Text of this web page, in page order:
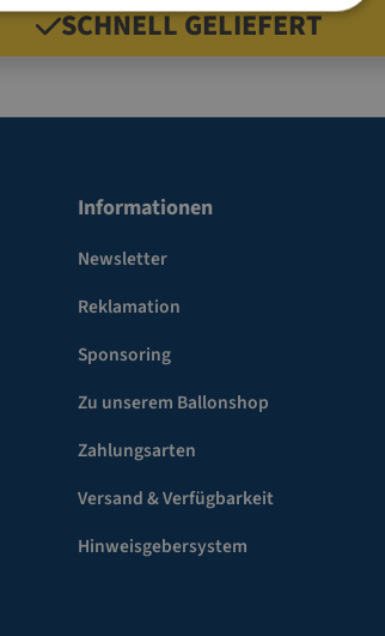
SCHNELL GELIEFERT
Informationen
Newsletter
Reklamation
Sponsoring
Zu unserem Ballonshop
Zahlungsarten
Versand & Verfügbarkeit
Hinweisgebersystem